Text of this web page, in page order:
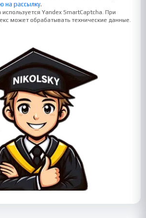
на рассылку.
Yandex SmartCaptcha. При
может обрабатывать технические данные.